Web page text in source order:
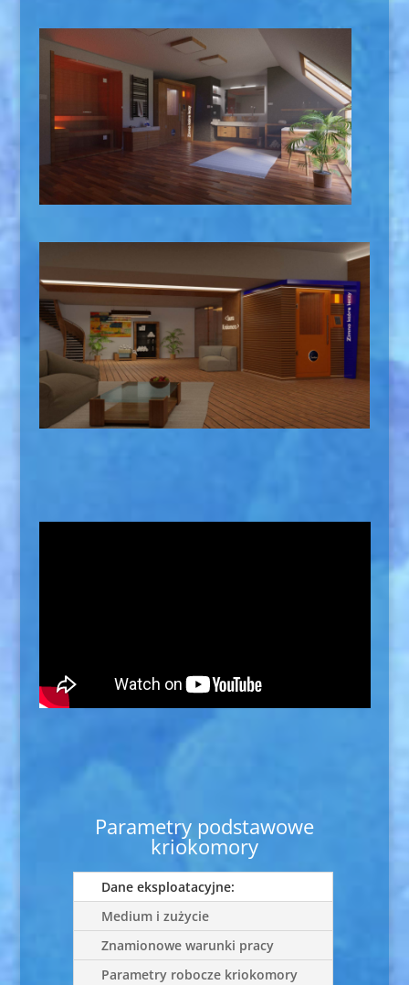
Parametry podstawowe
kriokomory
Dane eksploatacyjne:
Medium i zużycie
Znamionowe warunki pracy
Parametry robocze kriokomory